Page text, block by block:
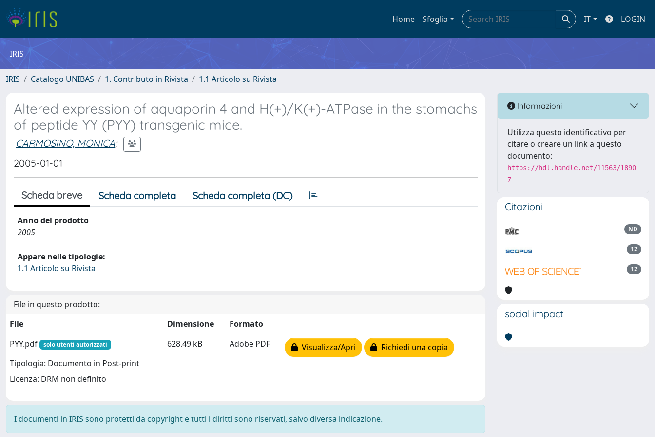
Home Sfoglia IT LOGIN
IRIS
IRIS Catalogo UNIBAS 1. Contributo in Rivista 1.1 Articolo su Rivista
Altered expression of aquaporin 4 and H(+)/K(+)-ATPase in the stomachs
of peptide YY (PYY) transgenic mice.
CARMOSINO, MONICA;
2005-01-01
Scheda breve Scheda completa Scheda completa (DC)
Anno del prodotto
2005
Appare nelle tipologie:
1.1 Articolo su Rivista
File in questo prodotto:
File
Dimensione
Formato
PYY.pdf
solo utenti autorizzati
Tipologia: Documento in Post-print
Licenza: DRM non definito
628.49 kB Adobe PDF Visualizza/Apri Richiedi una copia
I documenti in IRIS sono protetti da copyright e tutti i diritti sono riservati, salvo diversa indicazione.
Informazioni
Utilizza questo identificativo per
citare o creare un link a questo
documento:
https://hdl.handle.net/11563/1890
7
Citazioni
ND
12
12
social impact